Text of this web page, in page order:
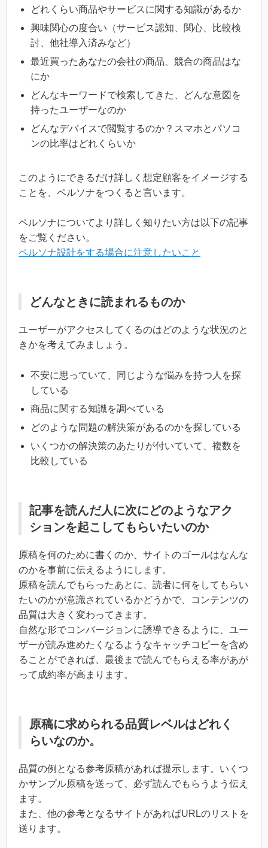
どれくらい商品やサービスに関する知識があるか
興味関心の度合い（サービス認知、関心、比較検
討、他社導入済みなど）
最近買ったあなたの会社の商品、競合の商品はな
にか
どんなキーワードで検索してきた、どんな意図を
持ったユーザーなのか
どんなデバイスで閲覧するのか？スマホとパソコ
ンの比率はどれくらいか
このようにできるだけ詳しく想定顧客をイメージする
ことを、ペルソナをつくると言います。
ペルソナについてより詳しく知りたい方は以下の記事
をご覧ください。
ペルソナ設計をする場合に注意したいこと
どんなときに読まれるものか
ユーザーがアクセスしてくるのはどのような状況のと
きかを考えてみましょう。
不安に思っていて、同じような悩みを持つ人を探
している
商品に関する知識を調べている
どのような問題の解決策があるのかを探している
いくつかの解決策のあたりが付いていて、複数を
比較している
記事を読んだ人に次にどのようなアク
ションを起こしてもらいたいのか
原稿を何のために書くのか、サイトのゴールはなんな
のかを事前に伝えるようにします。
原稿を読んでもらったあとに、読者に何をしてもらい
たいのかが意識されているかどうかで、コンテンツの
品質は大きく変わってきます。
自然な形でコンバージョンに誘導できるように、ユー
ザーが読み進めたくなるようなキャッチコピーを含め
ることができれば、最後まで読んでもらえる率があが
って成約率が高まります。
原稿に求められる品質レベルはどれく
らいなのか。
品質の例となる参考原稿があれば提示します。いくつ
かサンプル原稿を送って、必ず読んでもらうよう伝え
ます。
また、他の参考となるサイトがあればURLのリストを
送ります。